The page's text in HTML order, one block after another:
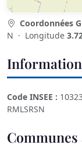
Coordonnées
N · Longitude
Code INSEE : 10323
RMLSRSN